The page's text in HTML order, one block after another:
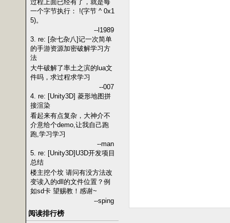
过程上面已经有了，就是每
一个字节执行： !(字节 ^ 0x1
5)。
--l1989
3. re: [杂七杂八]记一次简单
的手游资源加密破解学习方
法
大牛破解了率土之滨的lua文
件吗，求过程求学习
--007
4. re: [Unity3D] 菱形地图拼
接渲染
看起来有点复杂，大神介不
介意给个demo,让我自己跑
跑,学习学习
--man
5. re: [Unity3D]U3D开发项目
总结
楼主挖个坟 请问有没方法改
变读入的dll的文件位置？例
如sd卡 望赐教！感谢~
--sping
阅读排行榜